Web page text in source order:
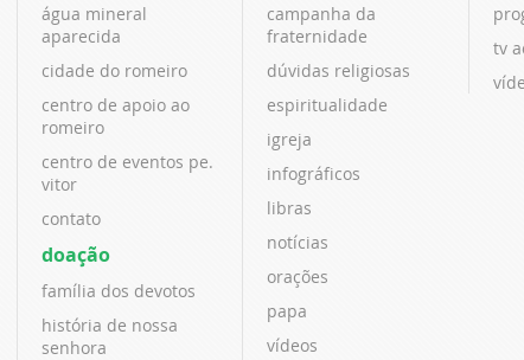
água mineral
aparecida
cidade do romeiro
centro de apoio ao
romeiro
centro de eventos pe.
vitor
contato
doação
família dos devotos
história de nossa
senhora
campanha da
fraternidade
dúvidas religiosas
espiritualidade
igreja
infográficos
libras
notícias
orações
papa
vídeos
tv